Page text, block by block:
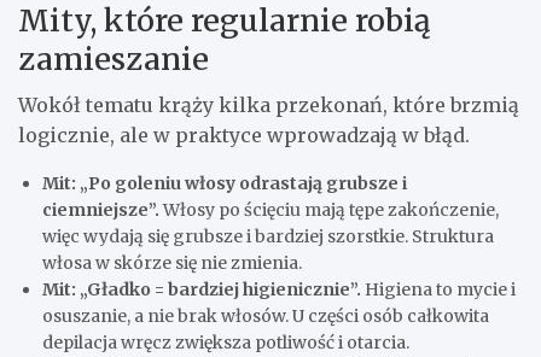
Mity, które regularnie robią
zamieszanie
Wokół tematu krąży kilka przekonań, które brzmią
logicznie, ale w praktyce wprowadzają w błąd.
Mit: „Po goleniu włosy odrastają grubsze i
ciemniejsze”.Włosy po ścięciu mają tępe zakończenie,
więc wydają się grubsze i bardziej szorstkie. Struktura
włosa w skórze się nie zmienia.
Mit: „Gładko = bardziej higienicznie”. Higiena to mycie i
osuszanie, a nie brak włosów. U części osób całkowita
depilacja wręcz zwiększa potliwość i otarcia.